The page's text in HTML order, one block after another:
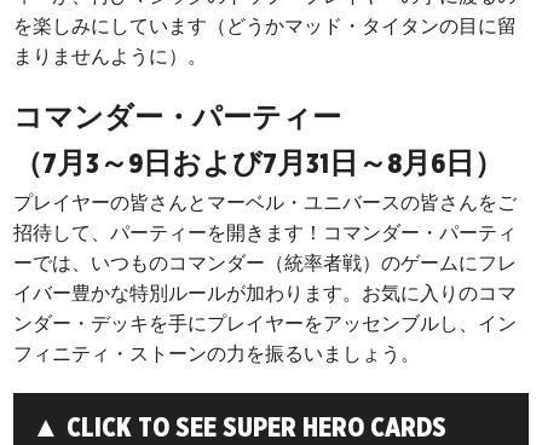
を楽しみにしています（どうかマッド・タイタンの目に留
まりませんように）。
コマンダー・パーティー
（7月3～9日および7月31日～8月6日）
プレイヤーの皆さんとマーベル・ユニバースの皆さんをご
招待して、パーティーを開きます！コマンダー・パーティ
ーでは、いつものコマンダー（統率者戦）のゲームにフレ
イバー豊かな特別ルールが加わります。お気に入りのコマ
ンダー・デッキを手にプレイヤーをアッセンブルし、イン
フィニティ・ストーンの力を振るいましょう。
▲ CLICK TO SEE SUPER HERO CARDS